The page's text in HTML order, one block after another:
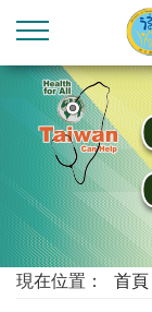
現在位置： 首頁